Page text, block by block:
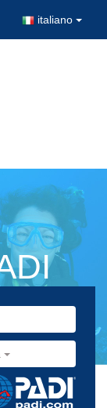
italiano